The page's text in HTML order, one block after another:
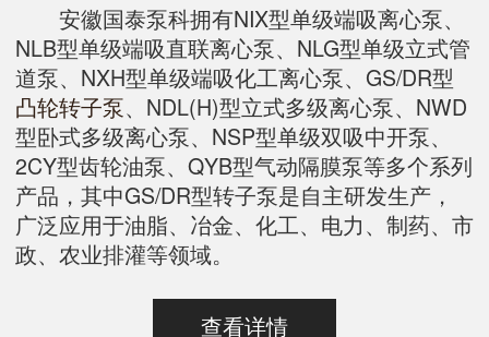
安徽国泰泵科拥有NIX型单级端吸离心泵、
NLB型单级端吸直联离心泵、NLG型单级立式管
道泵、NXH型单级端吸化工离心泵、GS/DR型
凸轮转子泵、NDL(H)型立式多级离心泵、NWD
型卧式多级离心泵、NSP型单级双吸中开泵、
2CY型齿轮油泵、QYB型气动隔膜泵等多个系列
产品，其中GS/DR型转子泵是自主研发生产，
广泛应用于油脂、冶金、化工、电力、制药、市
政、农业排灌等领域。
查看详情